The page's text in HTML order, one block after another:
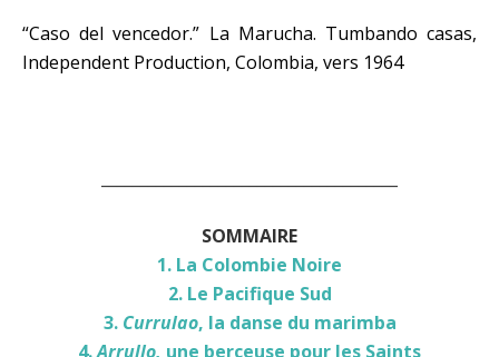
“Caso del vencedor.” La Marucha. Tumbando casas,
Independent Production, Colombia, vers 1964
SOMMAIRE
1. La Colombie Noire
2. Le Pacifique Sud
3. Currulao, la danse du marimba
4.Arrullo, une berçeuse pour les Saints